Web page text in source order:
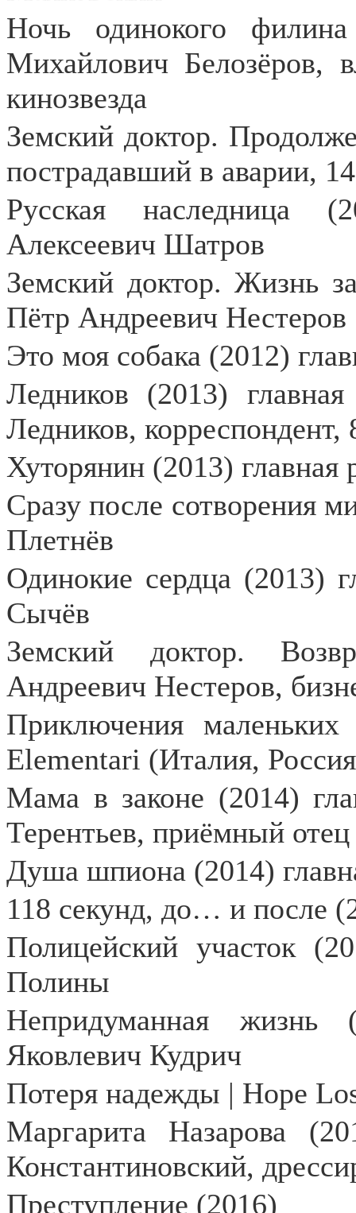
Ночь одинокого
Михайлович Белозёров,
кинозвезда
Земский доктор.
пострадавший в аварии,
Русская наследница
Алексеевич Шатров
Земский доктор. Жизнь
Пётр Андреевич Нестеров
Это моя собака (2012)
Ледников (2013)
Ледников,
Хуторянин (2013)
Сразу после сотворения
Плетнёв
Одинокие сердца (2013)
Сычёв
Земский доктор.
Андреевич Нестеров,
Приключения
Elementari (Италия,
Мама в законе (2014)
Терентьев, приёмный
Душа шпиона (2014)
118 секунд, до… и после
Полицейский участок
Полины
Непридуманная жизнь
Яковлевич Кудрич
Потеря надежды | Hope
Маргарита Назарова
Константиновский,
Преступление (2016)